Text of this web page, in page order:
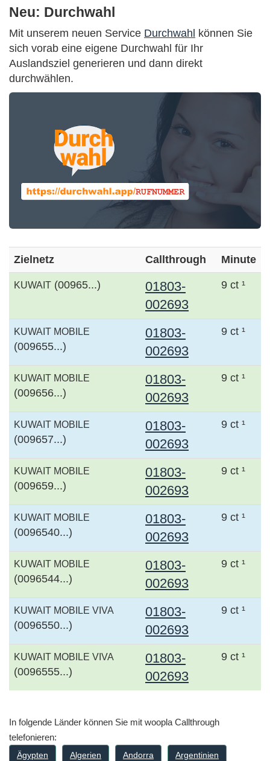
Neu: Durchwahl
Mit unserem neuen Service Durchwahl können Sie
sich vorab eine eigene Durchwahl für Ihr
Auslandsziel generieren und dann direkt
durchwählen.
Zielnetz Callthrough Minute
KUWAIT (00965...)
01803-
002693
9 ct ¹
KUWAIT MOBILE
(009655...)
01803-
002693
9 ct ¹
KUWAIT MOBILE
(009656...)
01803-
002693
9 ct ¹
KUWAIT MOBILE
(009657...)
01803-
002693
9 ct ¹
KUWAIT MOBILE
(009659...)
01803-
002693
9 ct ¹
KUWAIT MOBILE
(0096540...)
01803-
002693
9 ct ¹
KUWAIT MOBILE
(0096544...)
01803-
002693
9 ct ¹
KUWAIT MOBILE VIVA
(0096550...)
01803-
002693
9 ct ¹
KUWAIT MOBILE VIVA
(0096555...)
01803-
002693
9 ct ¹
In folgende Länder können Sie mit woopla Callthrough
telefonieren:
Ägypten Algerien Andorra Argentinien